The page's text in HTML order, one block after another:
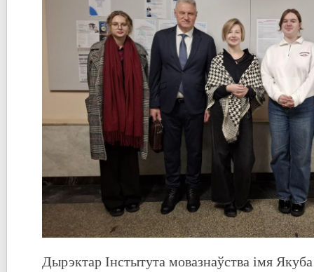
Дырэктар Інстытута мовазнаўства імя